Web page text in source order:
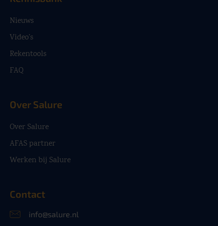
Nieuws
Video’s
Rekentools
FAQ
Over Salure
Over Salure
AFAS partner
Werken bij Salure
Contact
info@salure.nl